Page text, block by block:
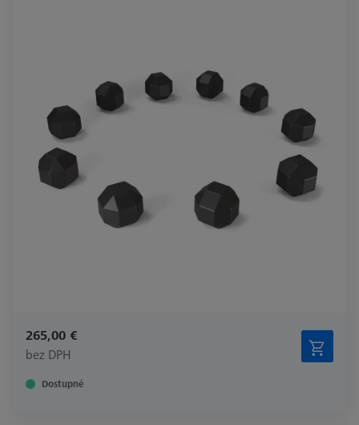
265,00 €
bez DPH
Dostupné